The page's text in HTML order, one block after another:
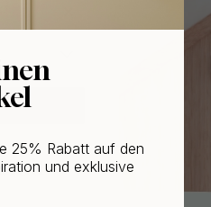
mit
25% Rabatt auf den
und exklusive